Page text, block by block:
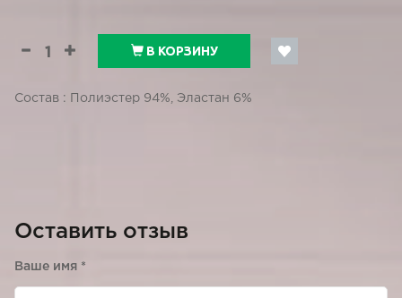
В КОРЗИНУ
Состав : Полиэстер 94%, Эластан 6%
Оставить отзыв
Ваше имя *